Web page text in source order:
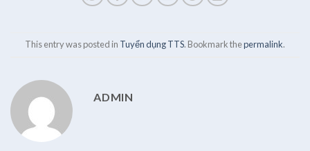
This entry was posted in Tuyển dụng TTS. Bookmark thepermalink.
ADMIN